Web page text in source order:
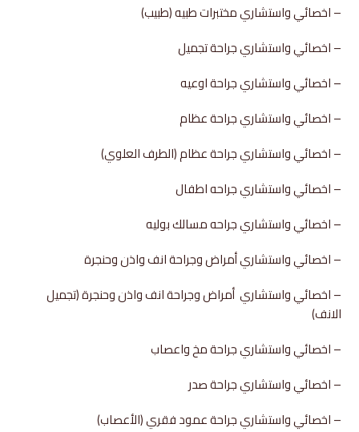
– اخصائي واستشاري مختبرات طبيه (طبيب)
– اخصائي واستشاري جراحة تجميل
– اخصائي واستشاري جراحة اوعيه
– اخصائي واستشاري جراحة عظام
– اخصائي واستشاري جراحة عظام (الطرف العلوي)
– اخصائي واستشاري جراحه اطفال
– اخصائي واستشاري جراحه مسالك بوليه
– اخصائي واستشاري أمراض وجراحة انف واذن وحنجرة
– اخصائي واستشاري أمراض وجراحة انف واذن وحنجرة (تجميل
الانف)
– اخصائي واستشاري جراحة مخ واعصاب
– اخصائي واستشاري جراحة صدر
– اخصائي واستشاري جراحة عمود فقري (الأعصاب)